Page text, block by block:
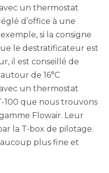
un thermostat
d’office à une
si la consigne
le destratificateur est
il est conseillé de
de 16°C
un thermostat
100 que nous trouvons
Flowair. Leur
la T-box de pilotage.
plus fine et